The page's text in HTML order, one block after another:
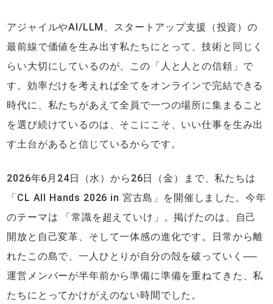
アジャイルやAI/LLM、スタートアップ支援（投資）の
最前線で価値を生み出す私たちにとって、技術と同じく
らい大切にしているのが、この「人と人との信頼」で
す。効率だけを考えれば全てをオンラインで完結できる
時代に、私たちがあえて全員で一つの場所に集まること
を選び続けているのは、そこにこそ、いい仕事を生み出
す土台があると信じているからです。
2026年6月24日（水）から26日（金）まで、私たちは
「CL All Hands 2026 in 宮古島」を開催しました。今年
のテーマは 「常識を超えていけ」。掲げたのは、自己
開放と自己変革、そして一体感の進化です。日常から離
れたこの島で、一人ひとりが自分の殻を破っていく──
運営メンバーが半年前から準備に準備を重ねてきた、私
たちにとってかけがえのない時間でした。